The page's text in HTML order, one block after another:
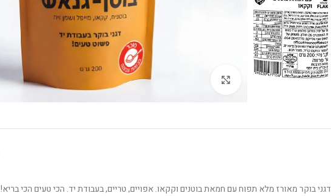
דגני בוקר מאורז מלא תפוח עם חמאת בוטנים וקקאו. אפויים, טריים, בעבודת יד. הכי טעים הכי בריא!